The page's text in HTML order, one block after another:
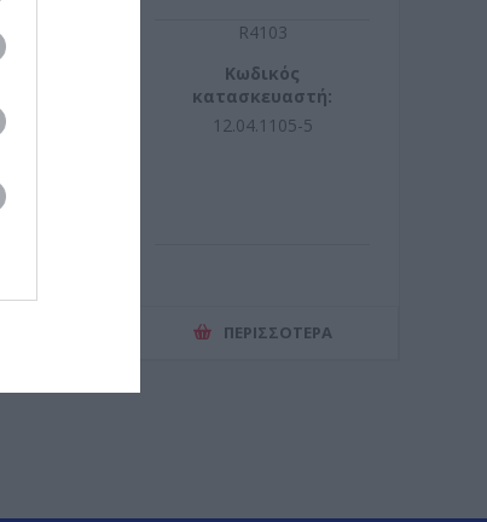
R4103
Κωδικός
κατασκευαστή:
12.04.1105-5
ΠΕΡΙΣΣΌΤΕΡΑ